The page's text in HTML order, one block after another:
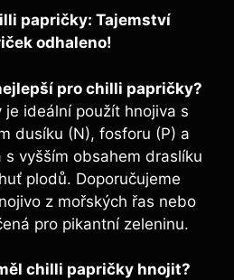
papričky: Tajemství
odhaleno!
pro chilli⁤ papričky?
je ideální‌ použít​ hnojiva ⁣s
dusíku‌ (N), fosforu​ (P) ⁣a
s vyšším ​obsahem draslíku
plodů. Doporučujeme⁤
z ⁤mořských řas nebo​
pro pikantní zeleninu.
chilli papričky hnojit?